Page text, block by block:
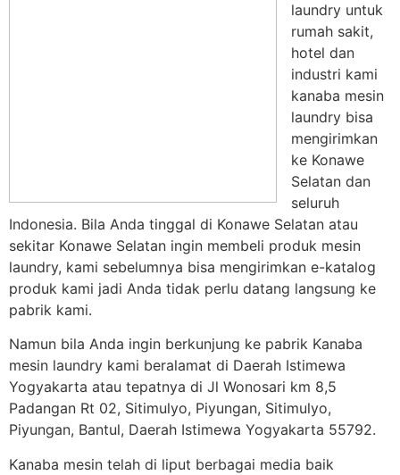
laundry untuk
rumah sakit,
hotel dan
industri kami
kanaba mesin
laundry bisa
mengirimkan
ke Konawe
Selatan dan
seluruh
Indonesia. Bila Anda tinggal di Konawe Selatan atau
sekitar Konawe Selatan ingin membeli produk mesin
laundry, kami sebelumnya bisa mengirimkan e-katalog
produk kami jadi Anda tidak perlu datang langsung ke
pabrik kami.
Namun bila Anda ingin berkunjung ke pabrik Kanaba
mesin laundry kami beralamat di Daerah Istimewa
Yogyakarta atau tepatnya di Jl Wonosari km 8,5
Padangan Rt 02, Sitimulyo, Piyungan, Sitimulyo,
Piyungan, Bantul, Daerah Istimewa Yogyakarta 55792.
Kanaba mesin telah di liput berbagai media baik